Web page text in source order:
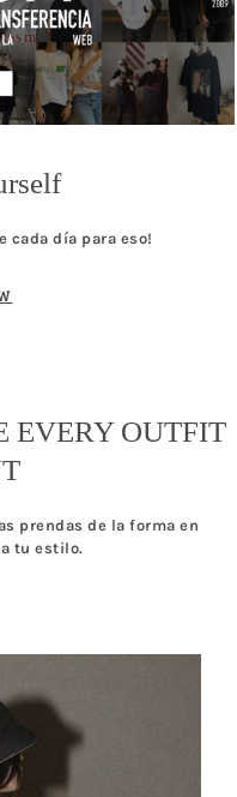
cada día para eso!
EVERY OUTFIT
prendas de la forma en
tu estilo.